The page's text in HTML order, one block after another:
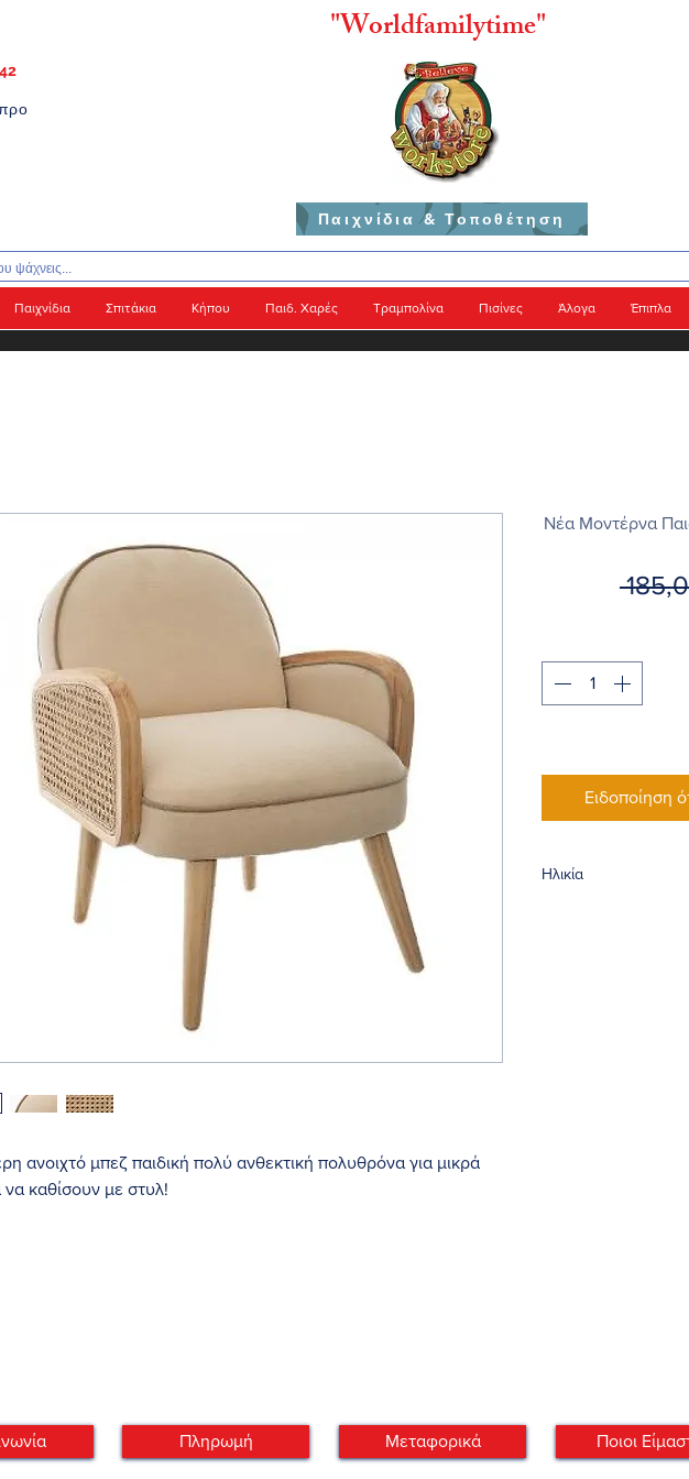
"Worldfamilytime"
Παιχνίδια & Τοποθέτηση
Παιχνίδια Σπιτάκια Κήπου Παιδ. Χαρές Τραμπολίνα Πισίνες Άλογα Έπιπλα
ανοιχτό μπεζ παιδική πολύ ανθεκτική πολυθρόνα για μικρά
να καθίσουν με στυλ!
Νέα Μοντέρνα
Ειδοποίηση
Ηλικία
Πληρωμή Μεταφορικά Ποιοι